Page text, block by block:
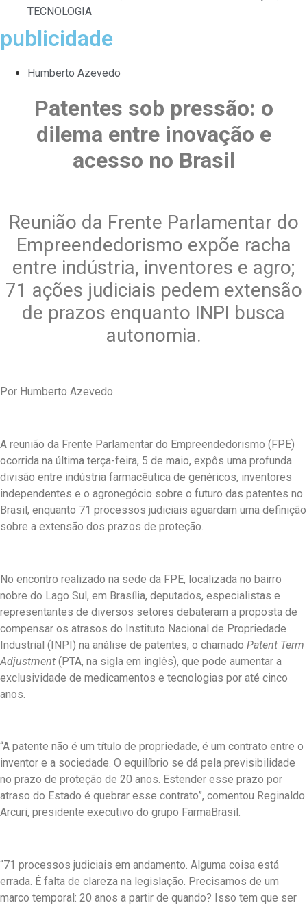
TECNOLOGIA
publicidade
Humberto Azevedo
Patentes sob pressão: o
dilema entre inovação e
acesso no Brasil
Reunião da Frente Parlamentar do
Empreendedorismo expõe racha
entre indústria, inventores e agro;
71 ações judiciais pedem extensão
de prazos enquanto INPI busca
autonomia.
Por Humberto Azevedo
A reunião da Frente Parlamentar do Empreendedorismo (FPE)
ocorrida na última terça-feira, 5 de maio, expôs uma profunda
divisão entre indústria farmacêutica de genéricos, inventores
independentes e o agronegócio sobre o futuro das patentes no
Brasil, enquanto 71 processos judiciais aguardam uma definição
sobre a extensão dos prazos de proteção.
No encontro realizado na sede da FPE, localizada no bairro
nobre do Lago Sul, em Brasília, deputados, especialistas e
representantes de diversos setores debateram a proposta de
compensar os atrasos do Instituto Nacional de Propriedade
Industrial (INPI) na análise de patentes, o chamado Patent Term
Adjustment (PTA, na sigla em inglês), que pode aumentar a
exclusividade de medicamentos e tecnologias por até cinco
anos.
“A patente não é um título de propriedade, é um contrato entre o
inventor e a sociedade. O equilíbrio se dá pela previsibilidade
no prazo de proteção de 20 anos. Estender esse prazo por
atraso do Estado é quebrar esse contrato”, comentou Reginaldo
Arcuri, presidente executivo do grupo FarmaBrasil.
“71 processos judiciais em andamento. Alguma coisa está
errada. É falta de clareza na legislação. Precisamos de um
marco temporal: 20 anos a partir de quando? Isso tem que ser